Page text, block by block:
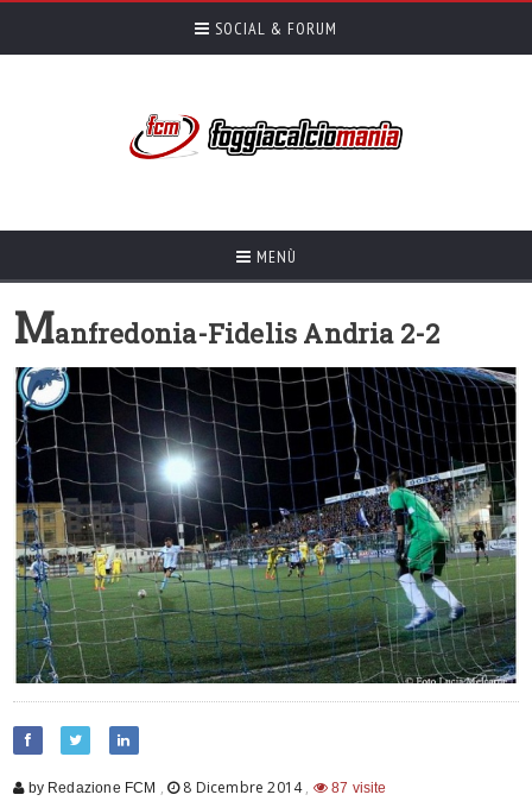
SOCIAL & FORUM
MENÙ
Manfredonia-Fidelis Andria 2-2
by Redazione FCM , 8 Dicembre 2014, 87 visite